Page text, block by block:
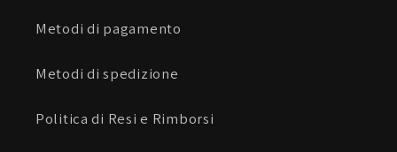
Metodi di pagamento
Metodi di spedizione
Politica di Resi e Rimborsi